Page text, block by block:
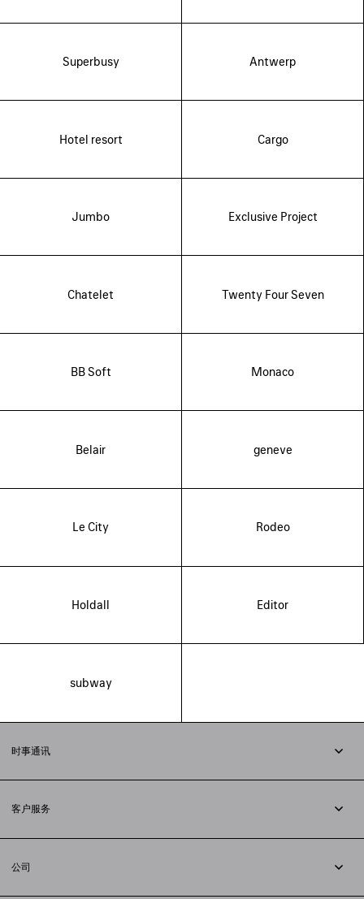
Superbusy Antwerp
Hotel resort Cargo
Jumbo Exclusive Project
Chatelet Twenty Four Seven
BB Soft Monaco
Belair geneve
Le City Rodeo
Holdall Editor
subway
时事通讯
客户服务
配送方式
公司